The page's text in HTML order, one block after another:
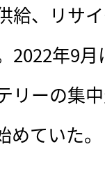
給、リサ
2022年9
リーの集
ていた。